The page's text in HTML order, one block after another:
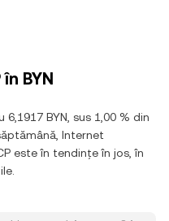
BYN
BYN, sus 1,00 % din
Internet
este în tendințe în jos, în